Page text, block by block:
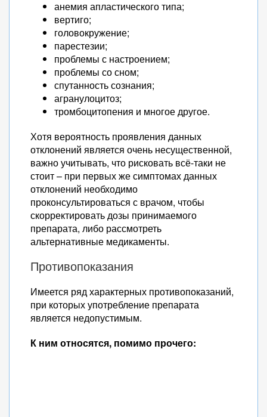
анемия апластического типа;
вертиго;
головокружение;
парестезии;
проблемы с настроением;
проблемы со сном;
спутанность сознания;
агранулоцитоз;
тромбоцитопения и многое другое.
Хотя вероятность проявления данных
отклонений является очень несущественной,
важно учитывать, что рисковать всё-таки не
стоит – при первых же симптомах данных
отклонений необходимо
проконсультироваться с врачом, чтобы
скорректировать дозы принимаемого
препарата, либо рассмотреть
альтернативные медикаменты.
Противопоказания
Имеется ряд характерных противопоказаний,
при которых употребление препарата
является недопустимым.
К ним относятся, помимо прочего: